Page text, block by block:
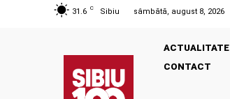
31.6 C Sibiu sâmbătă, august 8, 2026
ACTUALITATE
CONTACT